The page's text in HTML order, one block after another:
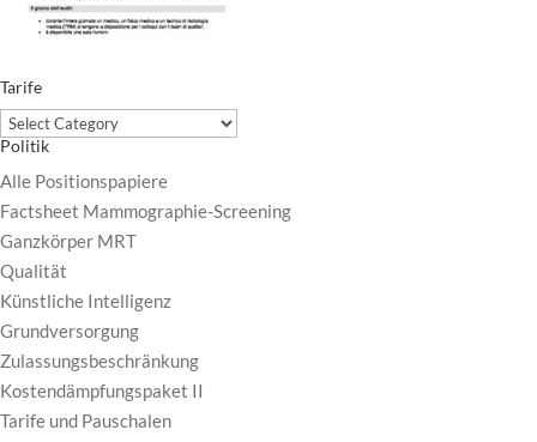
Tarife
Tarife
Politik
Alle Positionspapiere
Factsheet Mammographie-Screening
Ganzkörper MRT
Qualität
Künstliche Intelligenz
Grundversorgung
Zulassungsbeschränkung
Kostendämpfungspaket II
Tarife und Pauschalen